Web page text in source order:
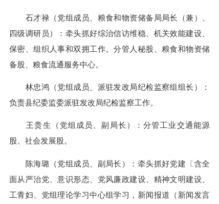
石才禄（党组成员、粮食和物资储备局局长（兼）、
四级调研员）：牵头抓好综治信访维稳、机关效能建设、
保密、组织人事和双拥工作。分管人秘股、粮食和物资储
备股、粮食流通服务中心。
林忠鸿（党组成员、派驻发改局纪检监察组组长）：
负责县纪委监委派驻发改局纪检监察工作。
王贵生（党组成员、副局长）：分管工业交通能源
股、社会发展股。
陈海璐（党组成员、副局长）：牵头抓好党建〔含全
面从严治党、意识形态、党风廉政建设、精神文明建设、
工青妇、党组理论学习中心组学习，新闻报道（新闻发言